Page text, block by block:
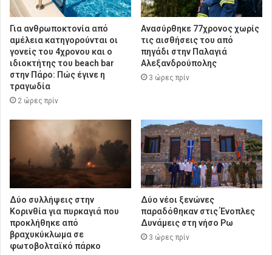
Για ανθρωποκτονία από
αμέλεια κατηγορούνται οι
γονείς του 4χρονου και ο
ιδιοκτήτης του beach bar
στην Πάρο: Πώς έγινε η
τραγωδία
2 ώρες πρίν
Ανασύρθηκε 77χρονος χωρίς
τις αισθήσεις του από
πηγάδι στην Παλαγιά
Αλεξανδρούπολης
3 ώρες πρίν
Δύο συλλήψεις στην
Κορινθία για πυρκαγιά που
προκλήθηκε από
βραχυκύκλωμα σε
φωτοβολταϊκό πάρκο
Δύο νέοι ξενώνες
παραδόθηκαν στις Ένοπλες
Δυνάμεις στη νήσο Ρω
3 ώρες πρίν